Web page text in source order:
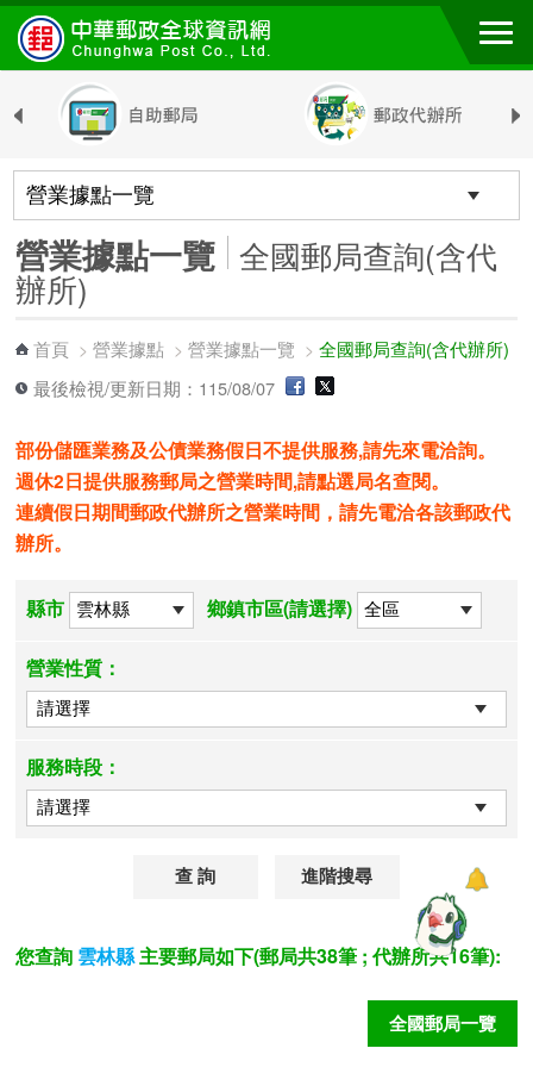
跳到主要內容區塊
營業據點一覽 全國郵局查詢(含代
辦所)
首頁 >營業據點 >營業據點一覽 >全國郵局查詢(含代辦所)
最後檢視/更新日期：115/08/07
部份儲匯業務及公債業務假日不提供服務,請先來電洽詢。
週休2日提供服務郵局之營業時間,請點選局名查閱。
連續假日期間郵政代辦所之營業時間，請先電洽各該郵政代
辦所。
縣市 鄉鎮市區(請選擇)
營業性質：
服務時段：
進階搜尋
您查詢 雲林縣 主要郵局如下(郵局共38筆 ; 代辦所共16筆):
全國郵局一覽